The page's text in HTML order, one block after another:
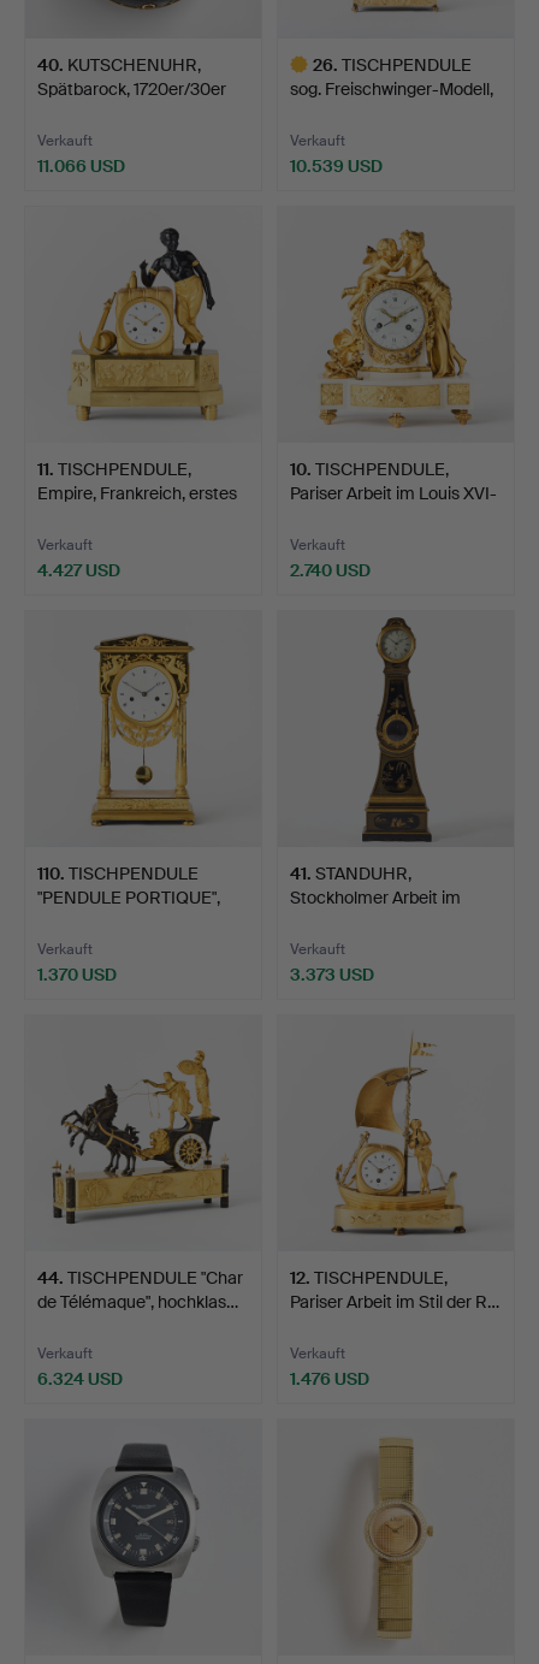
40. KUTSCHENUHR,
Spätbarock, 1720er/30er
Verkauft
11.066 USD
26. TISCHPENDULE
sog. Freischwinger-Modell,
Verkauft
10.539 USD
11. TISCHPENDULE,
Empire, Frankreich, erstes
Verkauft
4.427 USD
10. TISCHPENDULE,
Pariser Arbeit im Louis XVI-
Verkauft
2.740 USD
110. TISCHPENDULE
"PENDULE PORTIQUE",
Verkauft
1.370 USD
41. STANDUHR,
Stockholmer Arbeit im
Verkauft
3.373 USD
44. TISCHPENDULE "Char
de Télémaque", hochklas…
Verkauft
6.324 USD
12. TISCHPENDULE,
Pariser Arbeit im Stil der R…
Verkauft
1.476 USD